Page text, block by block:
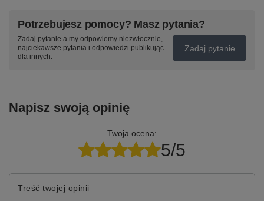
Potrzebujesz pomocy? Masz pytania?
Zadaj pytanie a my odpowiemy niezwłocznie,
najciekawsze pytania i odpowiedzi publikując
dla innych.
Zadaj pytanie
Napisz swoją opinię
Twoja ocena:
5/5
Treść twojej opinii